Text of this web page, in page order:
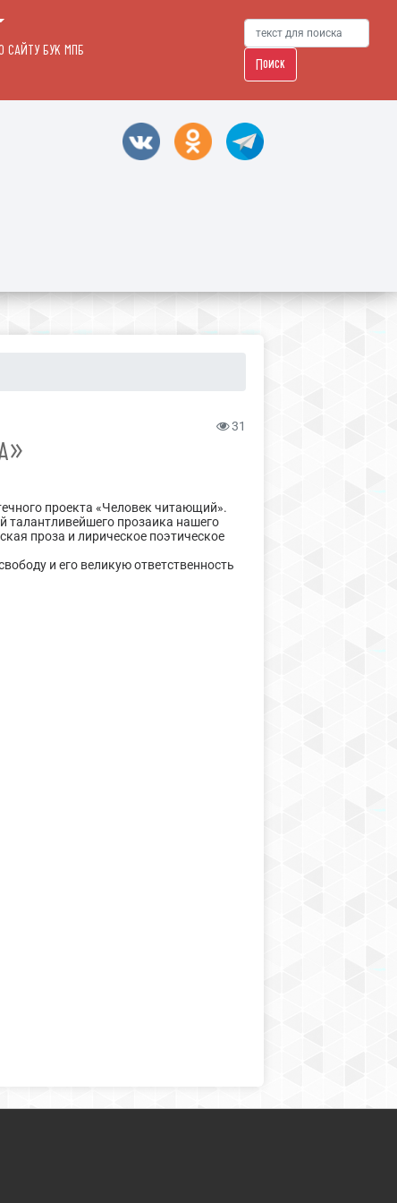
САЙТУ БУК МПБ
Поиск
31
проекта «Человек читающий».
талантливейшего прозаика нашего
проза и лирическое поэтическое
и его великую ответственность